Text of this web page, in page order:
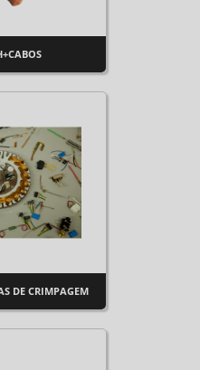
DE CRIMPAGEM